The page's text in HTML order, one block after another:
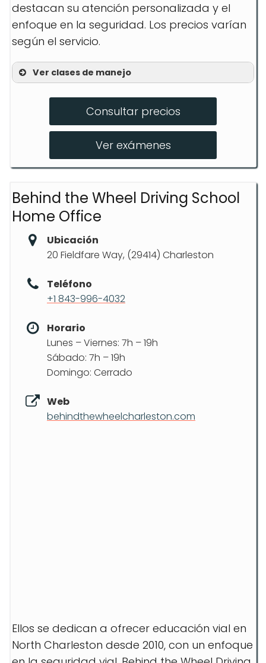
destacan su atención personalizada y el
enfoque en la seguridad. Los precios varían
según el servicio.
Ver clases de manejo
Clases para adultos
Pruebas del permiso de principiante
Consultar precios
Ver exámenes
Behind the Wheel Driving School
Home Office
Ubicación
20 Fieldfare Way, (29414) Charleston
Teléfono
+1 843-996-4032
Horario
Lunes – Viernes: 7h – 19h
Sábado: 7h – 19h
Domingo: Cerrado
Web
behindthewheelcharleston.com
Ellos se dedican a ofrecer educación vial en
North Charleston desde 2010, con un enfoque